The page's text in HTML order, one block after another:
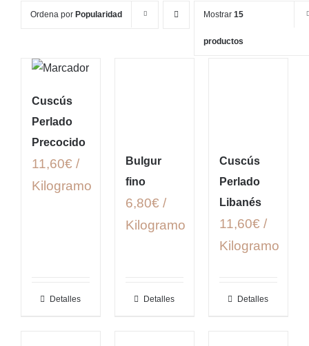
Ordena por Popularidad Mostrar 15
productos
Cuscús
Perlado
Precocido
11,60€ /
Kilogramo
Detalles
Bulgur
fino
6,80€ /
Kilogramo
Detalles
Cuscús
Perlado
Libanés
11,60€ /
Kilogramo
Detalles